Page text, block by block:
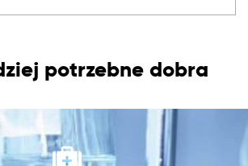
potrzebne dobra